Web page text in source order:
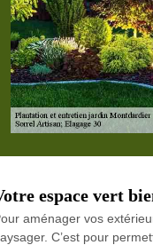
espace vert
aménager vos
C’est pour